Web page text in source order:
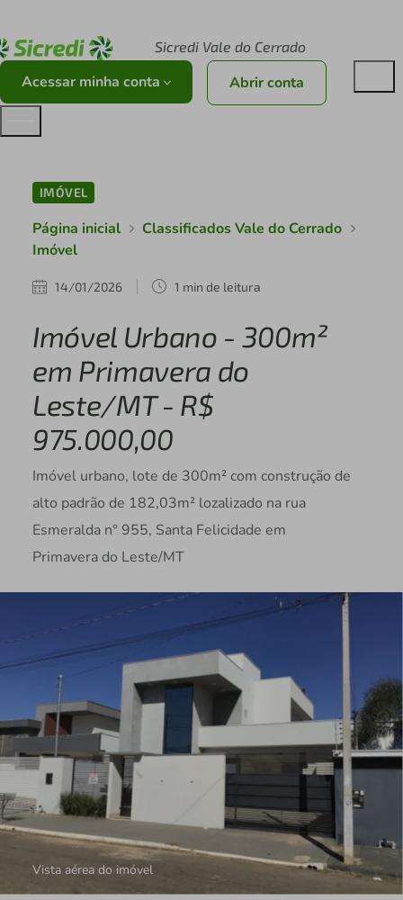
Sicredi Vale do Cerrado
Acessar minha conta Abrir conta
IMÓVEL
Página inicial
Classificados Vale do Cerrado
Imóvel
14/01/2026 1 min de leitura
Imóvel Urbano - 300m²
em Primavera do
Leste/MT - R$
975.000,00
Imóvel urbano, lote de 300m² com construção de
alto padrão de 182,03m² lozalizado na rua
Esmeralda n° 955, Santa Felicidade em
Primavera do Leste/MT
Vista aérea do imóvel